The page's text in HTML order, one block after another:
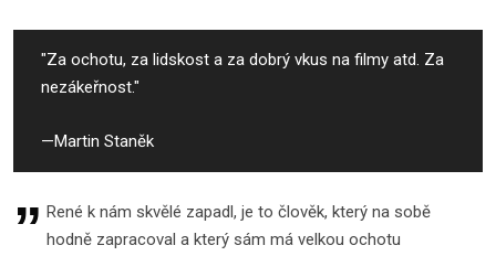
"Za ochotu, za lidskost a za dobrý vkus na filmy atd. Za
nezákeřnost."
Martin Staněk
René k nám skvělé zapadl, je to člověk, který na sobě
hodně zapracoval a který sám má velkou ochotu